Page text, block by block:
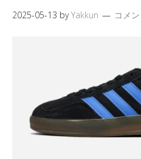
2025-05-13 byYakkun コメ